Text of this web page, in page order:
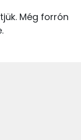
35 kcal
Még forrón